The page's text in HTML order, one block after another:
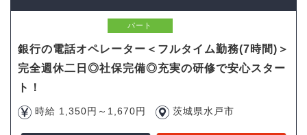
パート
銀行の電話オペレーター＜フルタイム勤務(7時間)＞
完全週休二日◎社保完備◎充実の研修で安心スター
ト！
時給 1,350円～1,670円 茨城県水戸市